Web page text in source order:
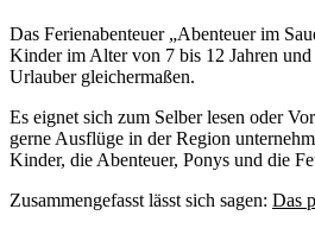
Das Ferienabenteuer „Abenteuer im
Kinder im Alter von 7 bis 12 Jahren
Urlauber gleichermaßen.
Es eignet sich zum Selber lesen oder
gerne Ausflüge in der Region
Kinder, die Abenteuer, Ponys und die
Zusammengefasst lässt sich sagen: Das